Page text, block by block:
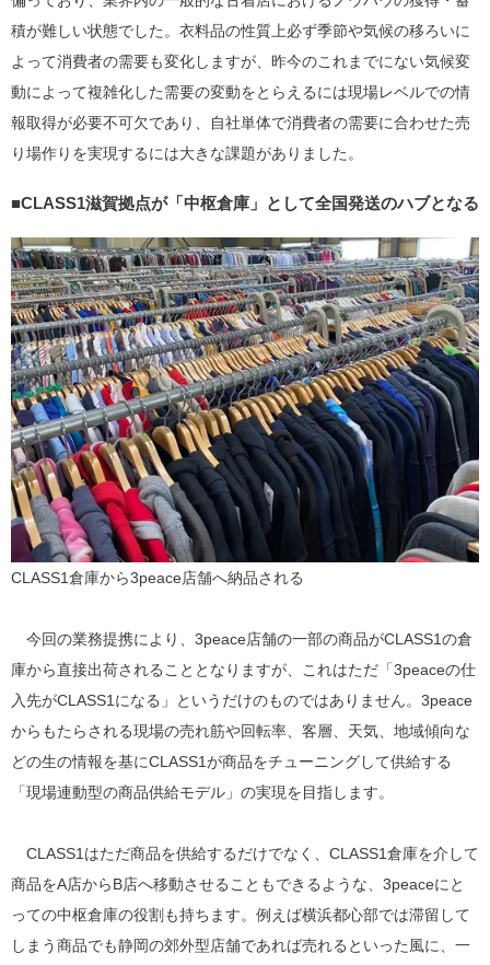
積が難しい状態でした。衣料品の性質上必ず季節や気候の移ろいに
よって消費者の需要も変化しますが、昨今のこれまでにない気候変
動によって複雑化した需要の変動をとらえるには現場レベルでの情
報取得が必要不可欠であり、自社単体で消費者の需要に合わせた売
り場作りを実現するには大きな課題がありました。
■CLASS1滋賀拠点が「中枢倉庫」として全国発送のハブとなる
CLASS1倉庫から3peace店舗へ納品される
今回の業務提携により、3peace店舗の一部の商品がCLASS1の倉
庫から直接出荷されることとなりますが、これはただ「3peaceの仕
入先がCLASS1になる」というだけのものではありません。3peace
からもたらされる現場の売れ筋や回転率、客層、天気、地域傾向な
どの生の情報を基にCLASS1が商品をチューニングして供給する
「現場連動型の商品供給モデル」の実現を目指します。
CLASS1はただ商品を供給するだけでなく、CLASS1倉庫を介して
商品をA店からB店へ移動させることもできるような、3peaceにと
っての中枢倉庫の役割も持ちます。例えば横浜都心部では滞留して
しまう商品でも静岡の郊外型店舗であれば売れるといった風に、一